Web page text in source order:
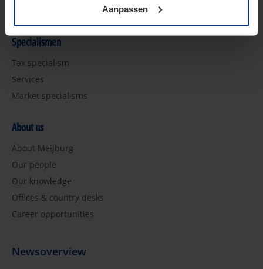
Aanpassen
Specialismen
Tax specialism
Services
Market specialisms
About us
About Meijburg
Our people
Our knowledge
Offices & country desks
Career opportunities
Newsoverview